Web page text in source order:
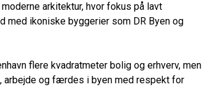
arkitektur, hvor fokus på lavt
med ikoniske byggerier som DR Byen og
flere kvadratmeter bolig og erhverv, men
arbejde og færdes i byen med respekt for